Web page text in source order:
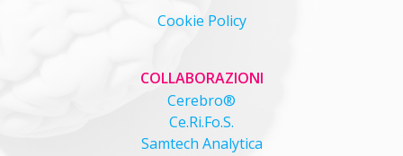
Cookie Policy
COLLABORAZIONI
Cerebro®
Ce.Ri.Fo.S.
Samtech Analytica